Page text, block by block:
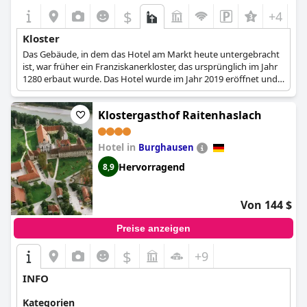
außergewöhnlichen Service, traditionellen Charme und
moderne Annehmlichkeiten und ist somit ein sehr
empfehlenswerter Aufenthalt für Besucher von Ettal.
$ +4
Kloster
Das Gebäude, in dem das Hotel am Markt heute untergebracht
ist, war früher ein Franziskanerkloster, das ursprünglich im Jahr
1280 erbaut wurde. Das Hotel wurde im Jahr 2019 eröffnet und
empfängt seither die ersten Gäste.
Klostergasthof Raitenhaslach
Hotel in Burghausen
8,9 Hervorragend
Von 144 $
Preise anzeigen
$ +9
INFO
Kategorien